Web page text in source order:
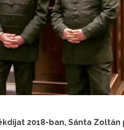
2018-ban, Sánta